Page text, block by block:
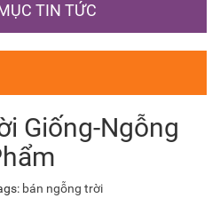
TIN TỨC
Giống-Ngỗng
bán ngỗng trời